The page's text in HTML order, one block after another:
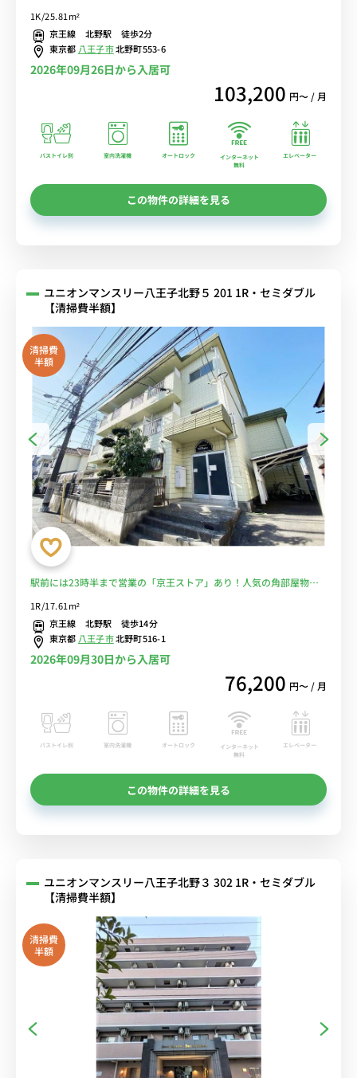
別・独立洗面所♪ゆったりくつろげるソファ＆ローテーブル付き♪■
京王線「北野駅」徒歩2分/新宿・調布・京王八王子まで乗換なしでア
クセス可能
1K/25.81m²
京王線 北野駅 徒歩2分
東京都 八王子市北野町553-6
2026年09月26日から入居可
103,200 円〜 / 月
バストイレ別 室内洗濯機 オートロック
インターネット
無料
エレベーター
この物件の詳細を見る
ユニオンマンスリー八王子北野５ 201 1R・セミダブル
【清掃費半額】
清掃費
半額
駅前には23時半まで営業の「京王ストア」あり！人気の角部屋物
ス可能■選べるWi-Fi格安レンタル中！
1R/17.61m²
京王線 北野駅 徒歩14分
東京都 八王子市北野町516-1
2026年09月30日から入居可
76,200 円〜 / 月
バストイレ別 室内洗濯機 オートロック
インターネット
無料
エレベーター
この物件の詳細を見る
ユニオンマンスリー八王子北野３ 302 1R・セミダブル
【清掃費半額】
清掃費
半額